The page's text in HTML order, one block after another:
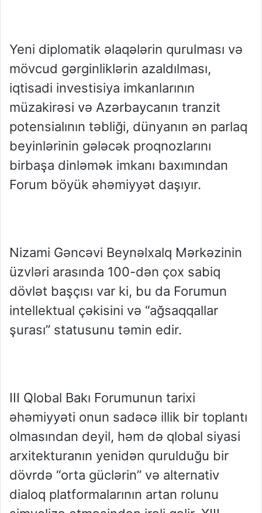
Yeni diplomatik əlaqələrin qurulması və
mövcud gərginliklərin azaldılması,
iqtisadi investisiya imkanlarının
müzakirəsi və Azərbaycanın tranzit
potensialının təbliği, dünyanın ən parlaq
beyinlərinin gələcək proqnozlarını
birbaşa dinləmək imkanı baxımından
Forum böyük əhəmiyyət daşıyır.
Nizami Gəncəvi Beynəlxalq Mərkəzinin
üzvləri arasında 100-dən çox sabiq
dövlət başçısı var ki, bu da Forumun
intellektual çəkisini və “ağsaqqallar
şurası” statusunu təmin edir.
III Qlobal Bakı Forumunun tarixi
əhəmiyyəti onun sadəcə illik bir toplantı
olmasından deyil, həm də qlobal siyasi
arxitekturanın yenidən qurulduğu bir
dövrdə “orta güclərin” və alternativ
dialoq platformalarının artan rolunu